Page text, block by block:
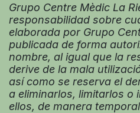
Grupo Centre Mèdic La
responsabilidad sobre
elaborada por Grupo
publicada de forma
nombre, al igual que la
derive de la mala
así como se reserva el
a eliminarlos, limitarlos o
ellos, de manera